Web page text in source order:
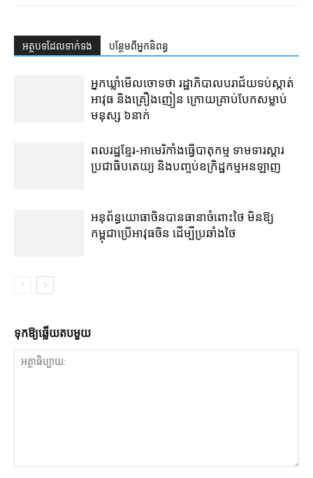
អត្ថបទ​ដែល​ទាក់ទង បន្ថែម​ពី​អ្នកនិពន្ធ
អ្នកឃ្លាំមើលចោទថា រដ្ឋាភិបាលបរាជ័យទប់ស្កាត់
អាវុធ និងគ្រឿងញៀន ក្រោយគ្រាប់បែកសម្លាប់
មនុស្ស ៦នាក់
ពលរដ្ឋខ្មែរ-អាមេរិកាំងធ្វើបាតុកម្ម ទាមទារស្ដារ
ប្រជាធិបតេយ្យ និងបញ្ចប់ឧក្រិដ្ឋកម្មអនឡាញ
អនុព័ន្ធយោធាចិនបានធានាចំពោះថៃ មិនឱ្យ
កម្ពុជាប្រើអាវុធចិន ដើម្បីប្រឆាំងថៃ
ទុក​ឱ្យ​ឆ្លើយ​តប​មួយ